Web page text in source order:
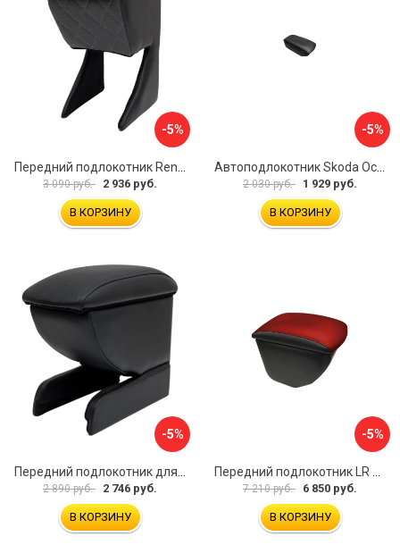
-5%
3 090 руб. 2 936 руб.
В КОРЗИНУ
-5%
2 030 руб. 1 929 руб.
В КОРЗИНУ
-5%
2 890 руб. 2 746 руб.
В КОРЗИНУ
-5%
7 210 руб. 6 850 руб.
В КОРЗИНУ